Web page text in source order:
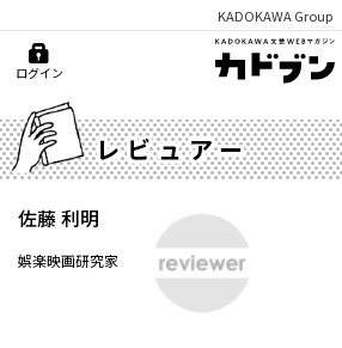
KADOKAWA Group
ログイン
レビュアー
佐藤 利明
娯楽映画研究家